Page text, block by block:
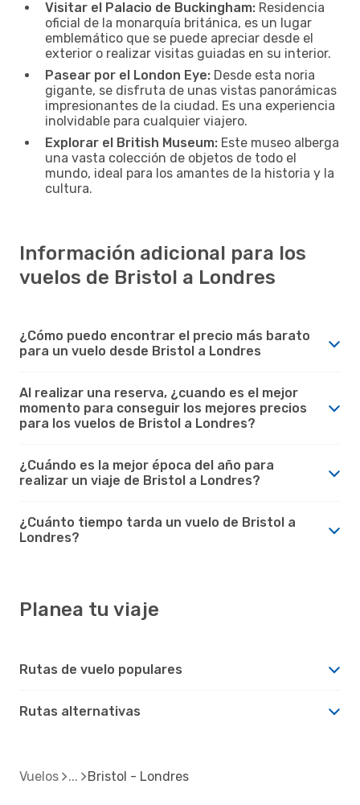
Visitar el Palacio de Buckingham: Residencia
oficial de la monarquía británica, es un lugar
emblemático que se puede apreciar desde el
exterior o realizar visitas guiadas en su interior.
Pasear por el London Eye: Desde esta noria
gigante, se disfruta de unas vistas panorámicas
impresionantes de la ciudad. Es una experiencia
inolvidable para cualquier viajero.
Explorar el British Museum: Este museo alberga
una vasta colección de objetos de todo el
mundo, ideal para los amantes de la historia y la
cultura.
Información adicional para los
vuelos de Bristol a Londres
¿Cómo puedo encontrar el precio más barato
para un vuelo desde Bristol a Londres
Al realizar una reserva, ¿cuando es el mejor
momento para conseguir los mejores precios
para los vuelos de Bristol a Londres?
¿Cuándo es la mejor época del año para
realizar un viaje de Bristol a Londres?
¿Cuánto tiempo tarda un vuelo de Bristol a
Londres?
Planea tu viaje
Rutas de vuelo populares
Rutas alternativas
Vuelos Bristol - Londres